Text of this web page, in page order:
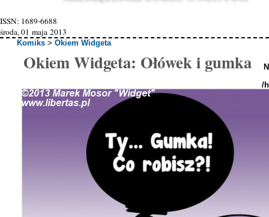
ISSN: 1689-6688
środa, 01 maja 2013
Komiks >Okiem Widgeta
Okiem Widgeta: Ołówek i gumka
/